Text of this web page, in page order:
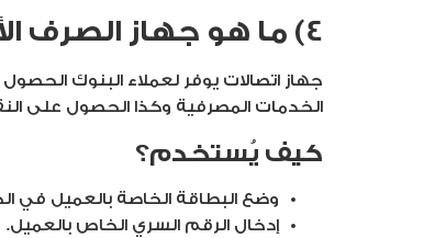
4) ما هو جهاز الصرف الألى:
جهاز اتصالات يوفر لعملاء البنوك
الخدمات المصرفية وكذا الحصول على
كيف يُستخدم؟
وضع البطاقة الخاصة بالعميل في
إدخال الرقم السري الخاص بالعميل.